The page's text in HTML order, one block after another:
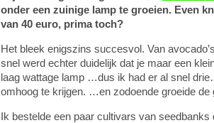
onder een zuinige lamp te groeien. Even
van 40 euro, prima toch?
Het bleek enigszins succesvol. Van
snel werd echter duidelijk dat je maar een
laag wattage lamp …dus ik had er al snel
omhoog te krijgen. …en zodoende groeide de
Ik bestelde een paar cultivars van